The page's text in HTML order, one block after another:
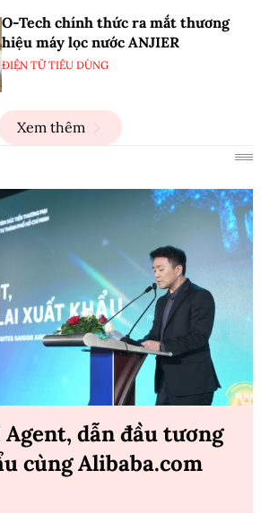
O-Tech chính thức ra mắt thương
hiệu máy lọc nước ANJIER
ĐIỆN TỬ TIÊU DÙNG
Xem thêm
dẫn đầu tương
cùng Alibaba.com